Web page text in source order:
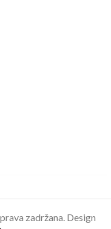
zadržana. Design